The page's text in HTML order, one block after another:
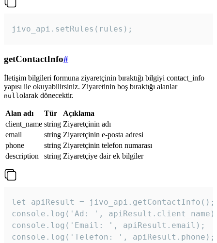
jivo_api.setRules(rules);
getContactInfo#
İletişim bilgileri formuna ziyaretçinin bıraktığı bilgiyi contact_info
yapısı ile okuyabilirsiniz. Ziyaretinin boş bıraktığı alanlar
null olarak dönecektir.
Alan adı Tür
Açıklama
client_name string Ziyaretçinin adı
email
string Ziyaretçinin e-posta adresi
phone
string Ziyaretçinin telefon numarası
description
string Ziyaretçiye dair ek bilgiler
let apiResult = jivo_api.getContactInfo();
console.log('Ad: ',
console.log('Email: ', apiResult.email);
console.log('Telefon: ', apiResult.phone);